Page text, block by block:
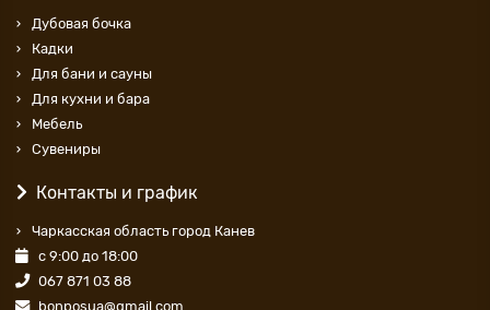
Дубовая бочка
Кадки
Для бани и сауны
Для кухни и бара
Мебель
Сувениры
Контакты и график
Чаркасская область город Канев
с 9:00 до 18:00
067 871 03 88
bonposua@gmail.com